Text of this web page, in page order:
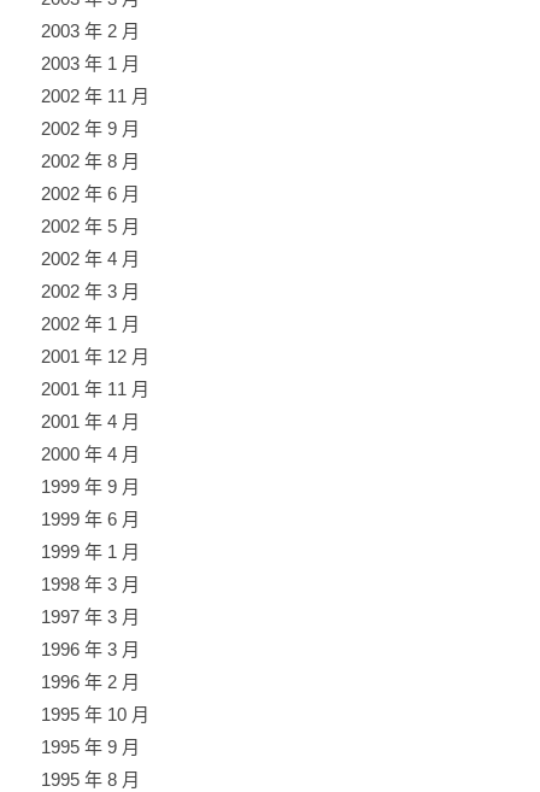
2003 年 2 月
2003 年 1 月
2002 年 11 月
2002 年 9 月
2002 年 8 月
2002 年 6 月
2002 年 5 月
2002 年 4 月
2002 年 3 月
2002 年 1 月
2001 年 12 月
2001 年 11 月
2001 年 4 月
2000 年 4 月
1999 年 9 月
1999 年 6 月
1999 年 1 月
1998 年 3 月
1997 年 3 月
1996 年 3 月
1996 年 2 月
1995 年 10 月
1995 年 9 月
1995 年 8 月